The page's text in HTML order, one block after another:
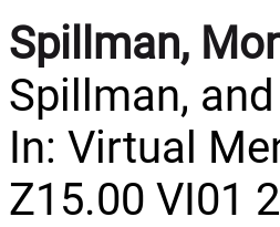
Spillman,
Spillman,
In: Virtual
Z15.00 VI01